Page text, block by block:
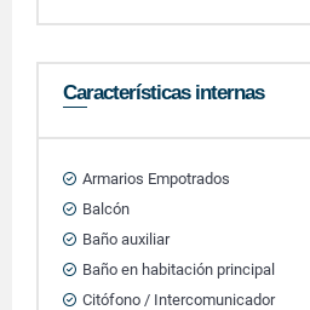
Características internas
Armarios Empotrados
Balcón
Baño auxiliar
Baño en habitación principal
Citófono / Intercomunicador